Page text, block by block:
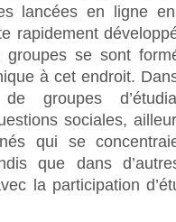
lancées en ligne
rapidement
se sont
à cet endroit.
groupes
sociales,
qui se
que dans
la participation